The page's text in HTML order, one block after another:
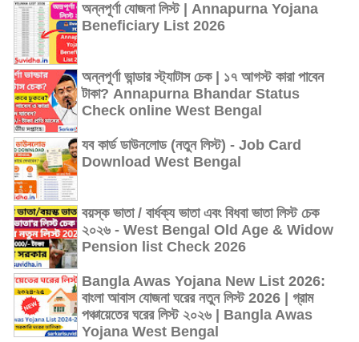
অন্নপূর্ণা যোজনা লিস্ট | Annapurna Yojana
Beneficiary List 2026
অন্নপূর্ণা ভান্ডার স্ট্যাটাস চেক | ১৭ আগস্ট কারা পাবেন
টাকা? Annapurna Bhandar Status
Check online West Bengal
যব কার্ড ডাউনলোড (নতুন লিস্ট) - Job Card
Download West Bengal
বয়স্ক ভাতা / বার্ধক্য ভাতা এবং বিধবা ভাতা লিস্ট চেক
২০২৬ - West Bengal Old Age & Widow
Pension list Check 2026
Bangla Awas Yojana New List 2026:
বাংলা আবাস যোজনা ঘরের নতুন লিস্ট 2026 | গ্রাম
পঞ্চায়েতের ঘরের লিস্ট ২০২৬ | Bangla Awas
Yojana West Bengal